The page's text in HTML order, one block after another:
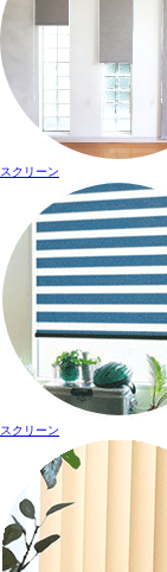
スクリーン
スクリーン